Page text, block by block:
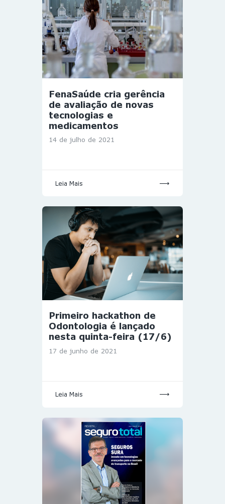
FenaSaúde cria gerência
de avaliação de novas
tecnologias e
medicamentos
14 de julho de 2021
Leia Mais
Primeiro hackathon de
Odontologia é lançado
nesta quinta-feira (17/6)
17 de junho de 2021
Leia Mais